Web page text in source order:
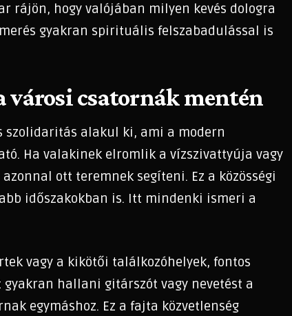
rájön, hogy valójában milyen kevés dologra
gyakran spirituális felszabadulással is
városi csatornák mentén
szolidaritás alakul ki, ami a modern
Ha valakinek elromlik a vízszivattyúja vagy
ott teremnek segíteni. Ez a közösségi
időszakokban is. Itt mindenki ismeri a
vagy a kikötői találkozóhelyek, fontos
hallani gitárszót vagy nevetést a
egymáshoz. Ez a fajta közvetlenség